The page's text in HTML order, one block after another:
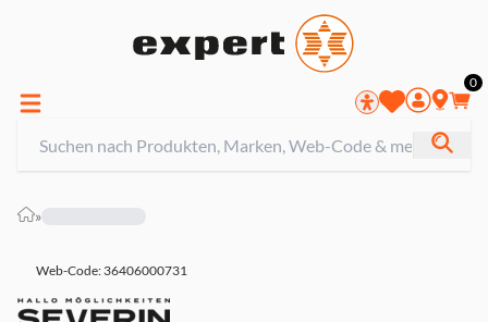
0
»
Web-Code: 36406000731